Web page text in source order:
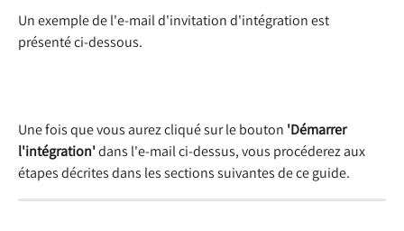
Un exemple de l'e-mail d'invitation d'intégration est
présenté ci-dessous.
Une fois que vous aurez cliqué sur le bouton 'Démarrer
l'intégration' dans l'e-mail ci-dessus, vous procéderez aux
étapes décrites dans les sections suivantes de ce guide.